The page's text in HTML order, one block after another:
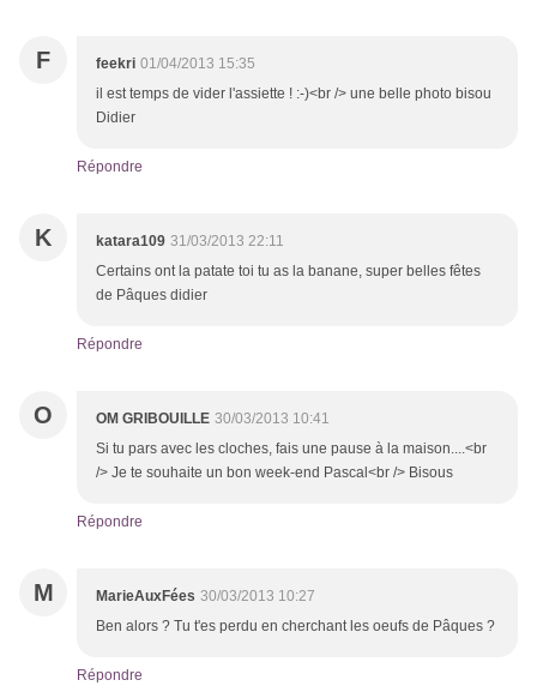
F feekri 01/04/2013 15:35
il est temps de vider l'assiette ! :-)<br /> une belle photo bisou
Didier
Répondre
K katara109 31/03/2013 22:11
Certains ont la patate toi tu as la banane, super belles fêtes
de Pâques didier
Répondre
O OM GRIBOUILLE 30/03/2013 10:41
Si tu pars avec les cloches, fais une pause à la maison....<br
/> Je te souhaite un bon week-end Pascal<br /> Bisous
Répondre
M MarieAuxFées 30/03/2013 10:27
Ben alors ? Tu t'es perdu en cherchant les oeufs de Pâques ?
Répondre